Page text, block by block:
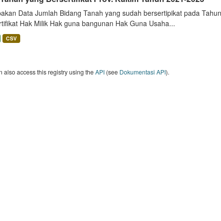
Data Jumlah Bidang Tanah yang sudah bersertipikat pada
Hak Milik Hak guna bangunan Hak Guna Usaha...
CSV
also access this registry using theAPI(see Dokumentasi API).